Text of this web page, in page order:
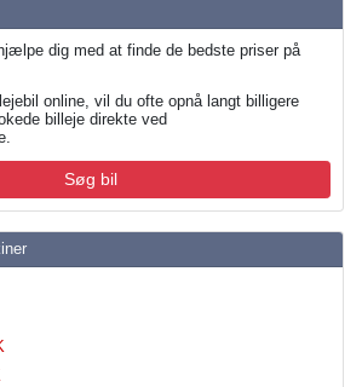
dig med at finde de bedste priser på
online, vil du ofte opnå langt billigere
billeje direkte ved
Søg bil